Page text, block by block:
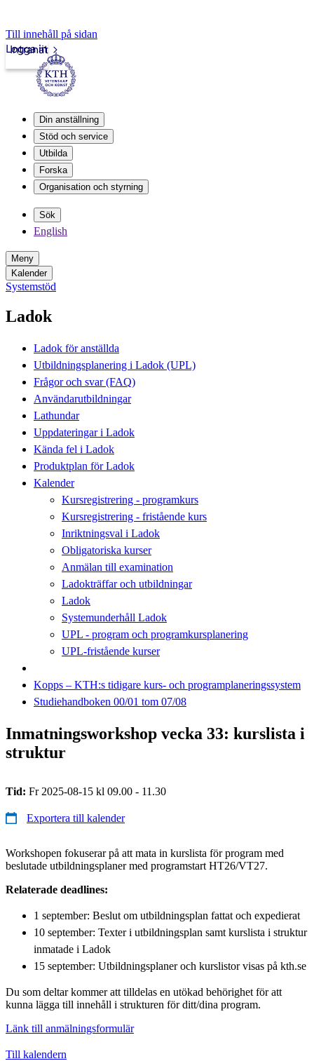
Till innehåll på sidan
Intranät
Logga in
Din anställning
Stöd och service
Utbilda
Forska
Organisation och styrning
Sök
English
Meny
Kalender
Systemstöd
Ladok
Ladok för anställda
Utbildningsplanering i Ladok (UPL)
Frågor och svar (FAQ)
Användarutbildningar
Lathundar
Uppdateringar i Ladok
Kända fel i Ladok
Produktplan för Ladok
Kalender
Kursregistrering - programkurs
Kursregistrering - fristående kurs
Inriktningsval i Ladok
Obligatoriska kurser
Anmälan till examination
Ladokträffar och utbildningar
Ladok
Systemunderhåll Ladok
UPL - program och programkursplanering
UPL-fristående kurser
Kopps – KTH:s tidigare kurs- och programplaneringssystem
Studiehandboken 00/01 tom 07/08
Inmatningsworkshop vecka 33: kurslista i
struktur
Tid: Fr 2025-08-15 kl 09.00 - 11.30
Exportera till kalender
Workshopen fokuserar på att mata in kurslista för program med
beslutade utbildningsplaner med programstart HT26/VT27.
Relaterade deadlines:
1 september: Beslut om utbildningsplan fattat och expedierat
10 september: Texter i utbildningsplan samt kurslista i struktur
inmatade i Ladok
15 september: Utbildningsplaner och kurslistor visas på kth.se
Du som deltar kommer att tilldelas en utökad behörighet för att
kunna lägga till innehåll i strukturen för ditt/dina program.
Länk till anmälningsformulär
Till kalendern